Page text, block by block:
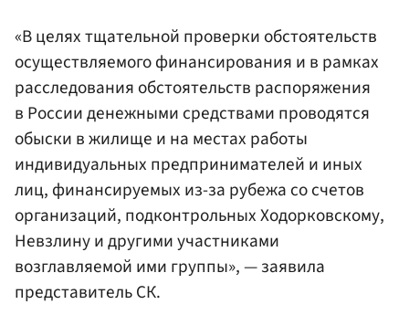
«В целях тщательной проверки обстоятельств
осуществляемого финансирования и в рамках
расследования обстоятельств распоряжения
в России денежными средствами проводятся
обыски в жилище и на местах работы
индивидуальных предпринимателей и иных
лиц, финансируемых из-за рубежа со счетов
организаций, подконтрольных Ходорковскому,
Невзлину и другими участниками
возглавляемой ими группы», — заявила
представитель СК.